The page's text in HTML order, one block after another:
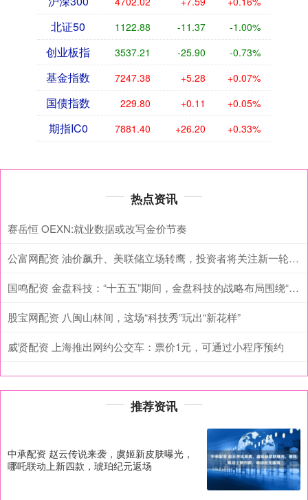
北证50 1122.88 -11.37 -1.00%
创业板指 3537.21 -25.90 -0.73%
基金指数 7247.38 +5.28 +0.07%
国债指数 229.80 +0.11 +0.05%
期指IC0 7881.40 +26.20 +0.33%
热点资讯
赛岳恒 OEXN:就业数据或改写金价节奏
公富网配资 油价飙升、美联储立场转鹰，投资者将关注新一轮财报和最新就业数据
国鸣配资 金盘科技：“十五五”期间，金盘科技的战略布局围绕“一核双驱，纵深布局”展开
股宝网配资 八闽山林间，这场“科技秀”玩出“新花样”
威贤配资 上海推出网约公交车：票价1元，可通过小程序预约
推荐资讯
中承配资 赵云传说来袭，虞姬新皮肤曝光，
哪吒联动上新四款，琥珀纪元返场